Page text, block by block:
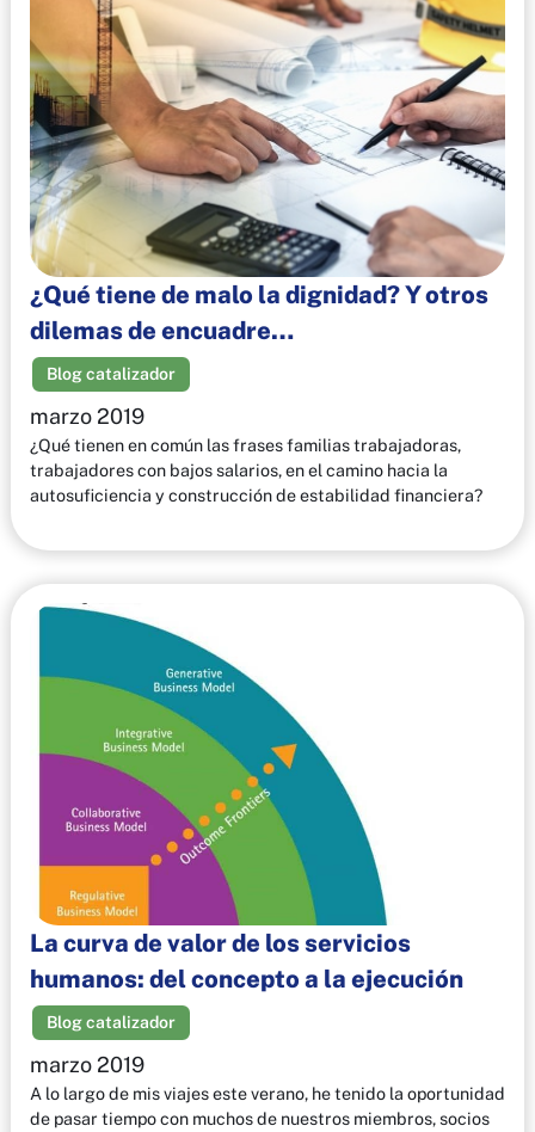
¿Qué tiene de malo la dignidad? Y otros
dilemas de encuadre…
Blog catalizador
marzo 2019
¿Qué tienen en común las frases familias trabajadoras,
trabajadores con bajos salarios, en el camino hacia la
autosuficiencia y construcción de estabilidad financiera?
La curva de valor de los servicios
humanos: del concepto a la ejecución
Blog catalizador
marzo 2019
A lo largo de mis viajes este verano, he tenido la oportunidad
de pasar tiempo con muchos de nuestros miembros, socios